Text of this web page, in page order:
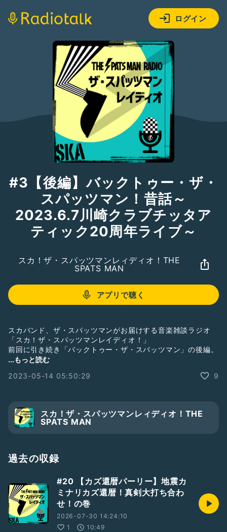
ログイン
#3【後編】バックトゥー・ザ・
スパッツマン！昔話～
2023.6.7川崎クラブチッタア
ティック20周年ライブ～
スカ！ザ・スパッツマンレィディオ！THE
SPATS MAN
アプリで聴く
スカバンド、ザ・スパッツマンがお届けする音楽雑談ラジオ
「スカ！ザ・スパッツマンレイディオ！」
前回に引き続き「バックトゥー・ザ・スパッツマン」の後編。
アフロダイアモンズ、コールタールの話から、JACK KNIFE、
そしてスパッツマン立ち上げ時の裏話。
吉田真一(THE MINKS,MMS,S☆CRAPS)の告知など。
今回も、
・ベース：まーちゃん
・ドラム＆リーダー：カズ・スパッツ
#新人さんいらっしゃい #スカバンド #音楽ネタ #雑談
#聴き流し #聞き流し #まったり #クラブチッタ
#クラブチッタアティック
#アフロダイアモンズ #コールタール
#SKA #バンド #スカ
...もっと読む
2023-05-14 05:50:29
9
スカ！ザ・スパッツマンレィディオ！THE
SPATS MAN
過去の収録
#20 【カズ還暦パーリー】地震カ
ミナリカズ還暦！真剣大打ち合わ
せ！の巻
2026-07-30 14:24:10
1
10:49